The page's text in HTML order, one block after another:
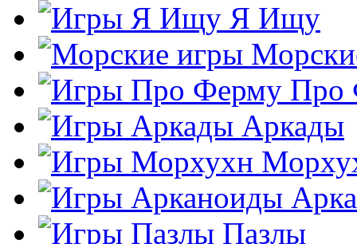
Я Ищу
Про
Аркады
Пазлы